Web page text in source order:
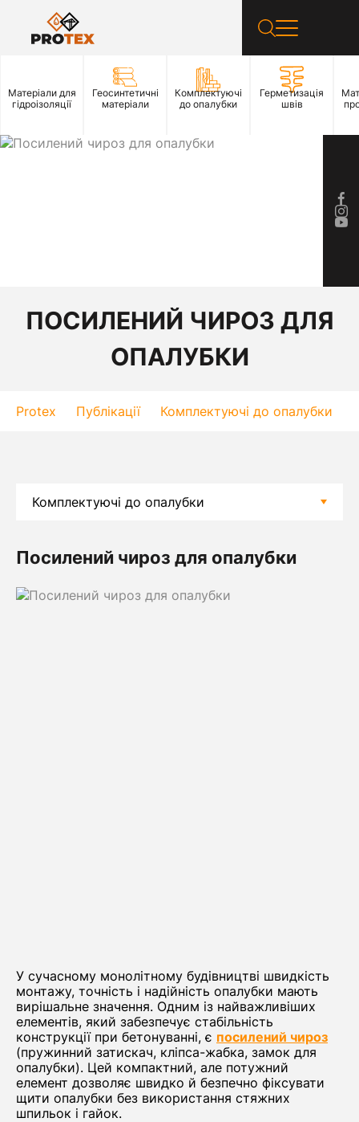
Матеріали для
гідроізоляції
Геосинтетичні
матеріали
Комплектуючі
до опалубки
Герметизація
швів
ПОСИЛЕНИЙ ЧИРОЗ ДЛЯ
ОПАЛУБКИ
Protex Публікації Комплектуючі до опалубки
Посилений чироз для опалубки
У сучасному монолітному будівництві швидкість
монтажу, точність і надійність опалубки мають
вирішальне значення. Одним із найважливіших
елементів, який забезпечує стабільність
конструкції при бетонуванні, є посилений чироз
(пружинний затискач, кліпса-жабка, замок для
опалубки). Цей компактний, але потужний
елемент дозволяє швидко й безпечно фіксувати
щити опалубки без використання стяжних
шпильок і гайок.